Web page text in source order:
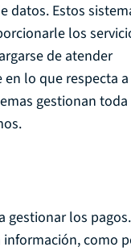
datos. Estos
los
de atender
lo que respecta
gestionan
gestionar los pagos.
información, como